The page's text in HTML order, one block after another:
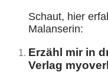
Schaut, hier
Malanserin:
Erzähl mir in
Verlag